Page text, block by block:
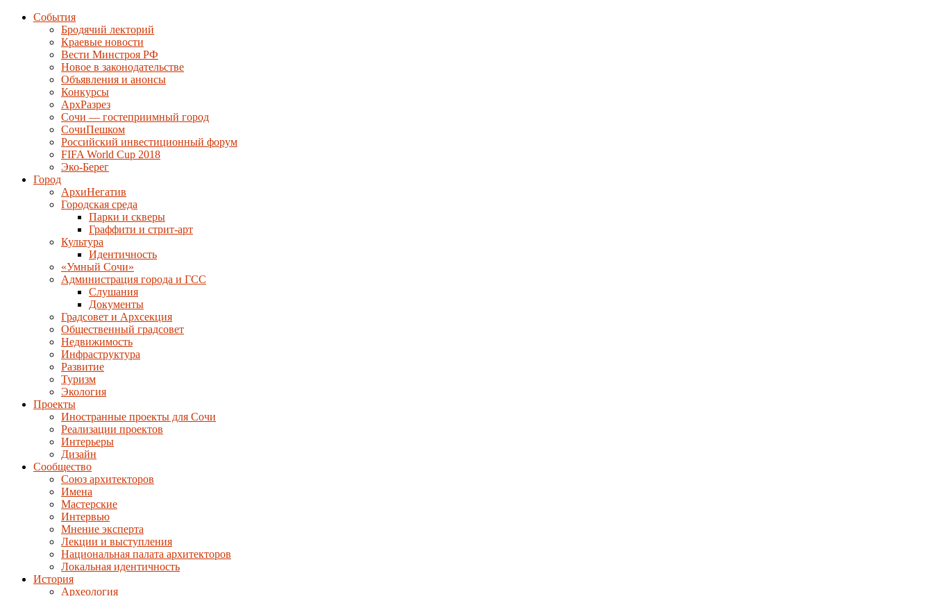
События
Бродячий лекторий
Краевые новости
Вести Минстроя РФ
Новое в законодательстве
Объявления и анонсы
Конкурсы
АрхРазрез
Сочи — гостеприимный город
СочиПешком
Российский инвестиционный форум
FIFA World Cup 2018
Эко-Берег
Город
АрхиНегатив
Городская среда
Парки и скверы
Граффити и стрит-арт
Культура
Идентичность
«Умный Сочи»
Администрация города и ГСС
Слушания
Документы
Градсовет и Архсекция
Общественный градсовет
Недвижимость
Инфраструктура
Развитие
Туризм
Экология
Проекты
Иностранные проекты для Сочи
Реализации проектов
Интерьеры
Дизайн
Сообщество
Союз архитекторов
Имена
Мастерские
Интервью
Мнение эксперта
Лекции и выступления
Национальная палата архитекторов
Локальная идентичность
История
Археология